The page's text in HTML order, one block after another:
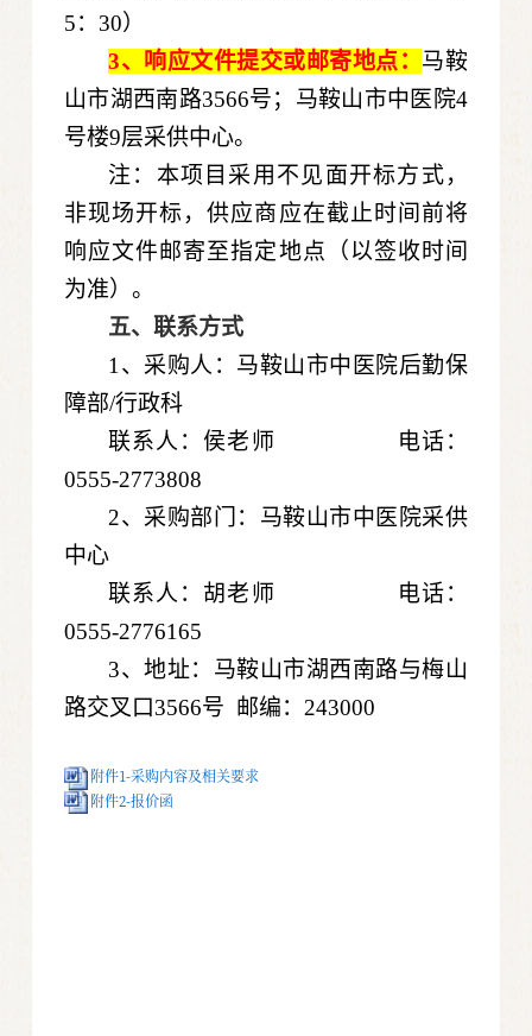
5：30）
3、响应文件提交或邮寄地点： 马鞍
山市湖西南路3566号；马鞍山市中医院4
号楼9层采供中心。
注：本项目采用不见面开标方式，
非现场开标，供应商应在截止时间前将
响应文件邮寄至指定地点（以签收时间
为准）。
五、联系方式
1、采购人：马鞍山市中医院后勤保
障部/行政科
联系人：侯老师 电话：
0555-2773808
2、采购部门：马鞍山市中医院采供
中心
联系人：胡老师 电话：
0555-2776165
3、地址：马鞍山市湖西南路与梅山
路交叉口3566号 邮编：243000
附件1-采购内容及相关要求
附件2-报价函